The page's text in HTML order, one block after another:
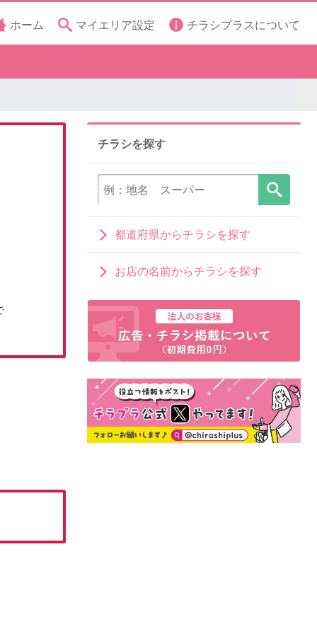
ホーム マイエリア設定 チラシプラスについて
チラシを探す
都道府県からチラシを探す
お店の名前からチラシを探す